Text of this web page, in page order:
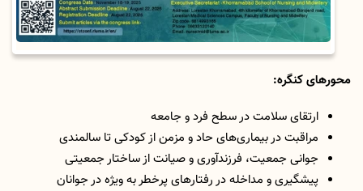
محورهای کنگره:
ارتقای سلامت در سطح فرد و جامعه
مراقبت در بیماری‌های حاد و مزمن از کودکی تا سالمندی
جوانی جمعیت، فرزندآوری و صیانت از ساختار جمعیتی
پیشگیری و مداخله در رفتارهای پرخطر به ویژه در جوانان